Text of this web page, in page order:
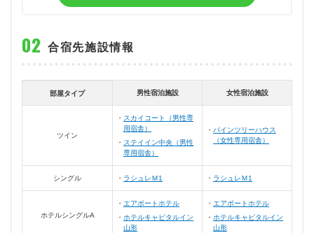
合宿先施設情報
部屋タイプ 男性宿泊施設 女性宿泊施設
ツイン
スカイコート（男性専
用宿舎）
ステイイン中央（男性
専用宿舎）
パインツリーハウス
（女性専用宿舎）
シングル ラシュレＭ1 ラシュレＭ1
ホテルシングルA
エアポートホテル
ホテルキャピタルイン
山形
エアポートホテル
ホテルキャピタルイン
山形